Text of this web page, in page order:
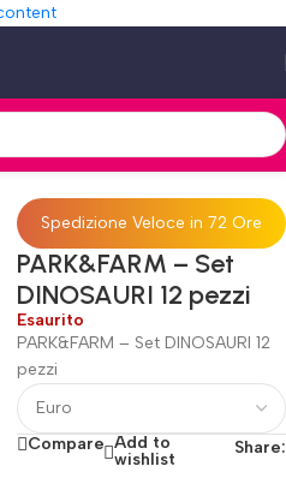
DINOSAURI 12 pezzi
Spedizione Veloce in 72 Ore
PARK&FARM – Set
DINOSAURI 12 pezzi
Esaurito
PARK&FARM – Set DINOSAURI 12
pezzi
Compare Add to
wishlist
Share: